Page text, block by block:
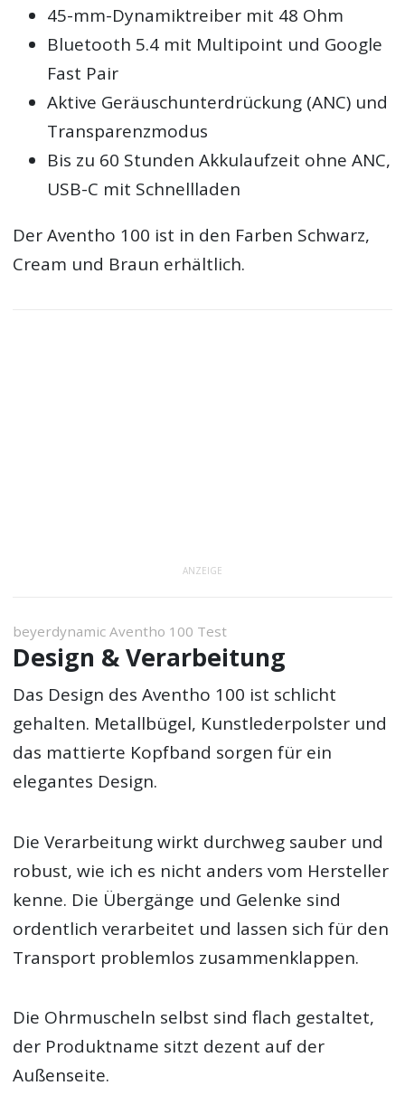
45-mm-Dynamiktreiber mit 48 Ohm
Bluetooth 5.4 mit Multipoint und Google
Fast Pair
Aktive Geräuschunterdrückung (ANC) und
Transparenzmodus
Bis zu 60 Stunden Akkulaufzeit ohne ANC,
USB-C mit Schnellladen
Der Aventho 100 ist in den Farben Schwarz,
Cream und Braun erhältlich.
ANZEIGE
beyerdynamic Aventho 100 Test
Design & Verarbeitung
Das Design des Aventho 100 ist schlicht
gehalten. Metallbügel, Kunstlederpolster und
das mattierte Kopfband sorgen für ein
elegantes Design.
Die Verarbeitung wirkt durchweg sauber und
robust, wie ich es nicht anders vom Hersteller
kenne. Die Übergänge und Gelenke sind
ordentlich verarbeitet und lassen sich für den
Transport problemlos zusammenklappen.
Die Ohrmuscheln selbst sind flach gestaltet,
der Produktname sitzt dezent auf der
Außenseite.